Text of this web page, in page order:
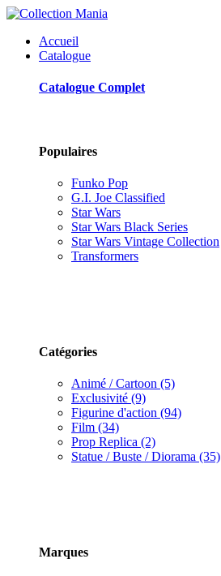
Accueil
Catalogue
Catalogue Complet
Populaires
Funko Pop
G.I. Joe Classified
Star Wars
Star Wars Black Series
Star Wars Vintage Collection
Transformers
Catégories
Animé / Cartoon (5)
Exclusivité (9)
Figurine d'action (94)
Film (34)
Prop Replica (2)
Statue / Buste / Diorama (35)
Marques